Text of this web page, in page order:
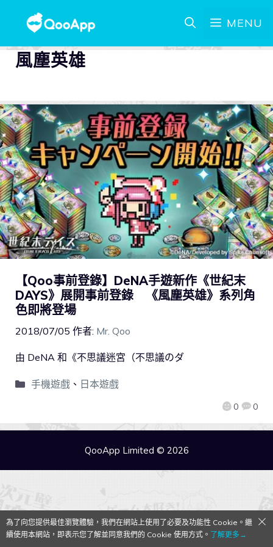
MENU
風塵英雄
【Qoo事前登錄】DeNA手遊新作《世紀末
DAYS》展開事前登錄 《風塵英雄》系列角
色即將登場
2018/07/05 作者: Mr. Qoo
0 0
由 DeNA 和《不思議迷宮（不思議のダ
手機遊戲、 日本遊戲
QooApp Limited © 2026
為了向您提供最佳瀏覽體驗，我們在網站上使用了必要及功能性 Cookie。繼
續使用本網站，即表示您了解並同意我們的 Cookie 使用方式。 了解更多→